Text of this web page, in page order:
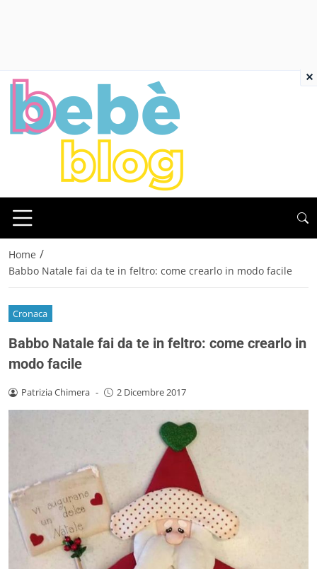
Home /
Babbo Natale fai da te in feltro: come crearlo in modo facile
Cronaca
Babbo Natale fai da te in feltro: come crearlo in
modo facile
Patrizia Chimera - 2 Dicembre 2017
×